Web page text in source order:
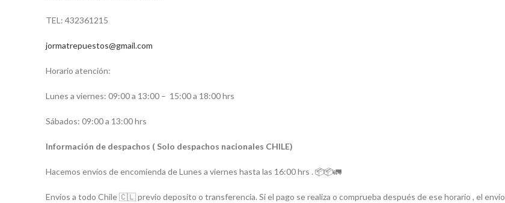
TEL: 432361215
jormatrepuestos@gmail.com
Horario atención:
Lunes a viernes: 09:00 a 13:00 – 15:00 a 18:00 hrs
Sábados: 09:00 a 13:00 hrs
Información de despachos ( Solo despachos nacionales CHILE)
Hacemos envíos de encomienda de Lunes a viernes hasta las 16:00 hrs . 📦📦🚛
Envíos a todo Chile 🇨🇱 previo deposito o transferencia. Si el pago se realiza o comprueba después de ese horario , el